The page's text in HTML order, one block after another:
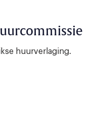
huurverlaging.